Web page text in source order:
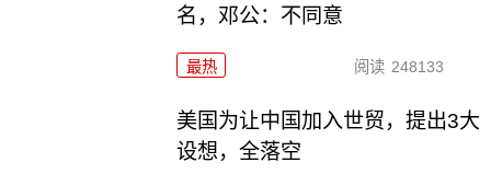
名，邓公：不同意
最热 阅读 248133
美国为让中国加入世贸，提出3大
设想，全落空